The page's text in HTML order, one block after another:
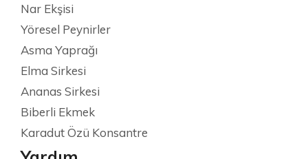
Nar Ekşisi
Yöresel Peynirler
Asma Yaprağı
Elma Sirkesi
Ananas Sirkesi
Biberli Ekmek
Karadut Özü Konsantre